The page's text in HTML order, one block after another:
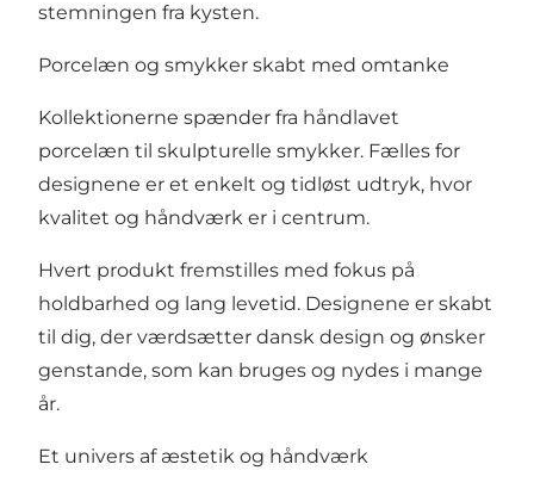
stemningen fra kysten.
Porcelæn og smykker skabt med omtanke
Kollektionerne spænder fra håndlavet
porcelæn til skulpturelle smykker. Fælles for
designene er et enkelt og tidløst udtryk, hvor
kvalitet og håndværk er i centrum.
Hvert produkt fremstilles med fokus på
holdbarhed og lang levetid. Designene er skabt
til dig, der værdsætter dansk design og ønsker
genstande, som kan bruges og nydes i mange
år.
Et univers af æstetik og håndværk